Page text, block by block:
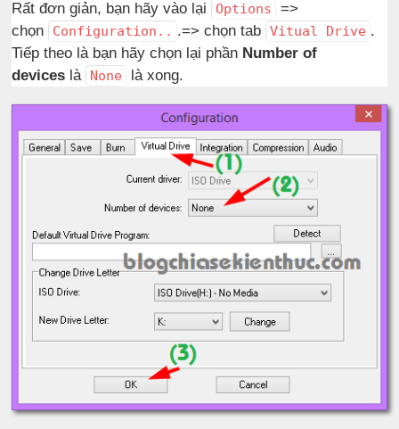
Rất đơn giản, bạn hãy vào lại Options
=>
chọn
Configuration.. .=> chọn tab Vitual Drive .
Tiếp theo là bạn hãy chọn lại phần Number of
devices là None là xong.